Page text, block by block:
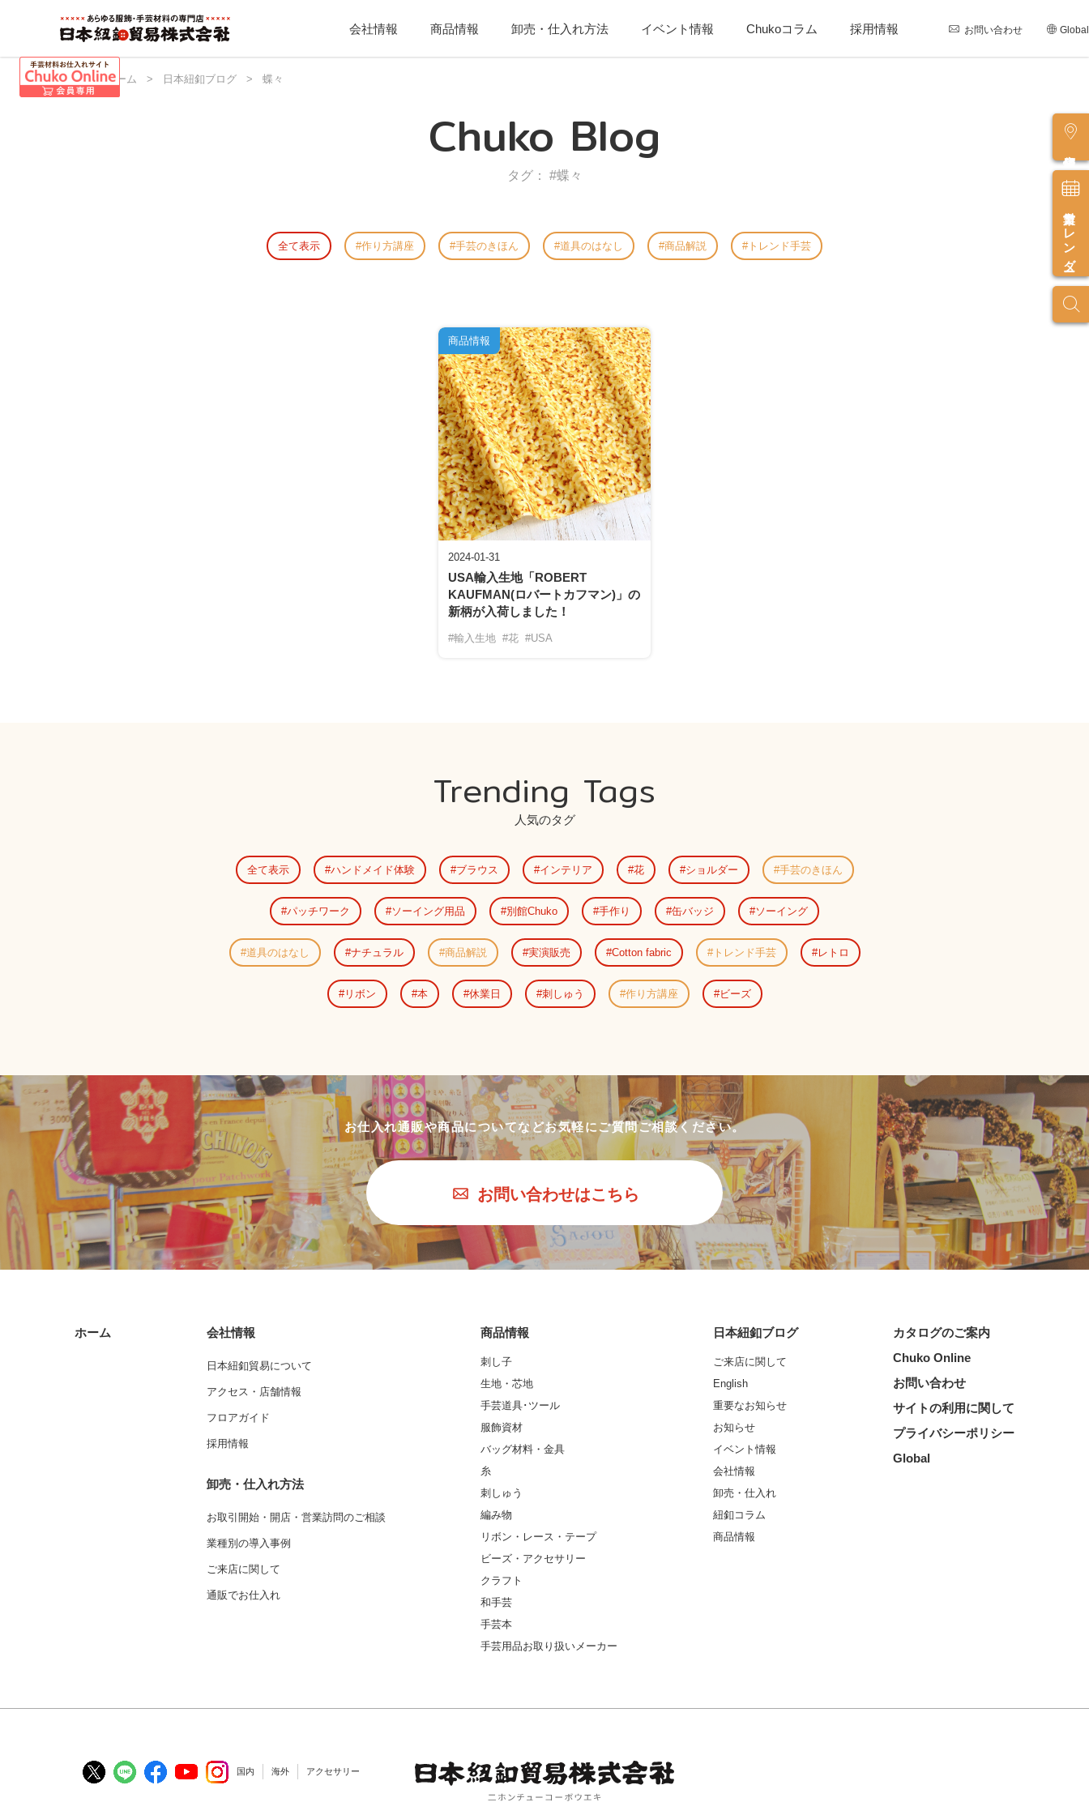
会社情報 商品情報 卸売・仕入れ方法 イベント情報 Chukoコラム 採用情報 お問い合わせ Global
営業カレンダー
日本紐釦 ホーム > 日本紐釦ブログ > 蝶々
Chuko Blog
タグ： #蝶々
全て表示 作り方講座 手芸のきほん 道具のはなし 商品解説 トレンド手芸
2024-01-31
USA輸入生地「ROBERT
KAUFMAN(ロバートカフマン)」の
新柄が入荷しました！
#輸入生地 #花 #USA
商品情報
Trending Tags
人気のタグ
全て表示 ハンドメイド体験 ブラウス インテリア 花 ショルダー 手芸のきほん
パッチワーク ソーイング用品 別館Chuko 手作り 缶バッジ ソーイング
道具のはなし ナチュラル 商品解説 実演販売 Cotton fabric トレンド手芸 レトロ
リボン 本 休業日 刺しゅう 作り方講座 ビーズ
お仕入れ通販や商品についてなどお気軽にご質問ご相談ください。
お問い合わせはこちら
ホーム 会社情報
日本紐釦貿易について
アクセス・店舗情報
フロアガイド
採用情報
卸売・仕入れ方法
お取引開始・開店・営業訪問のご相談
業種別の導入事例
ご来店に関して
通販でお仕入れ
商品情報
刺し子
生地・芯地
手芸道具･ツール
服飾資材
バッグ材料・金具
糸
刺しゅう
編み物
リボン・レース・テープ
ビーズ・アクセサリー
クラフト
和手芸
手芸本
手芸用品お取り扱いメーカー
日本紐釦ブログ
ご来店に関して
English
重要なお知らせ
お知らせ
イベント情報
会社情報
卸売・仕入れ
紐釦コラム
商品情報
カタログのご案内
Chuko Online
お問い合わせ
サイトの利用に関して
プライバシーポリシー
Global
国内 海外 アクセサリー